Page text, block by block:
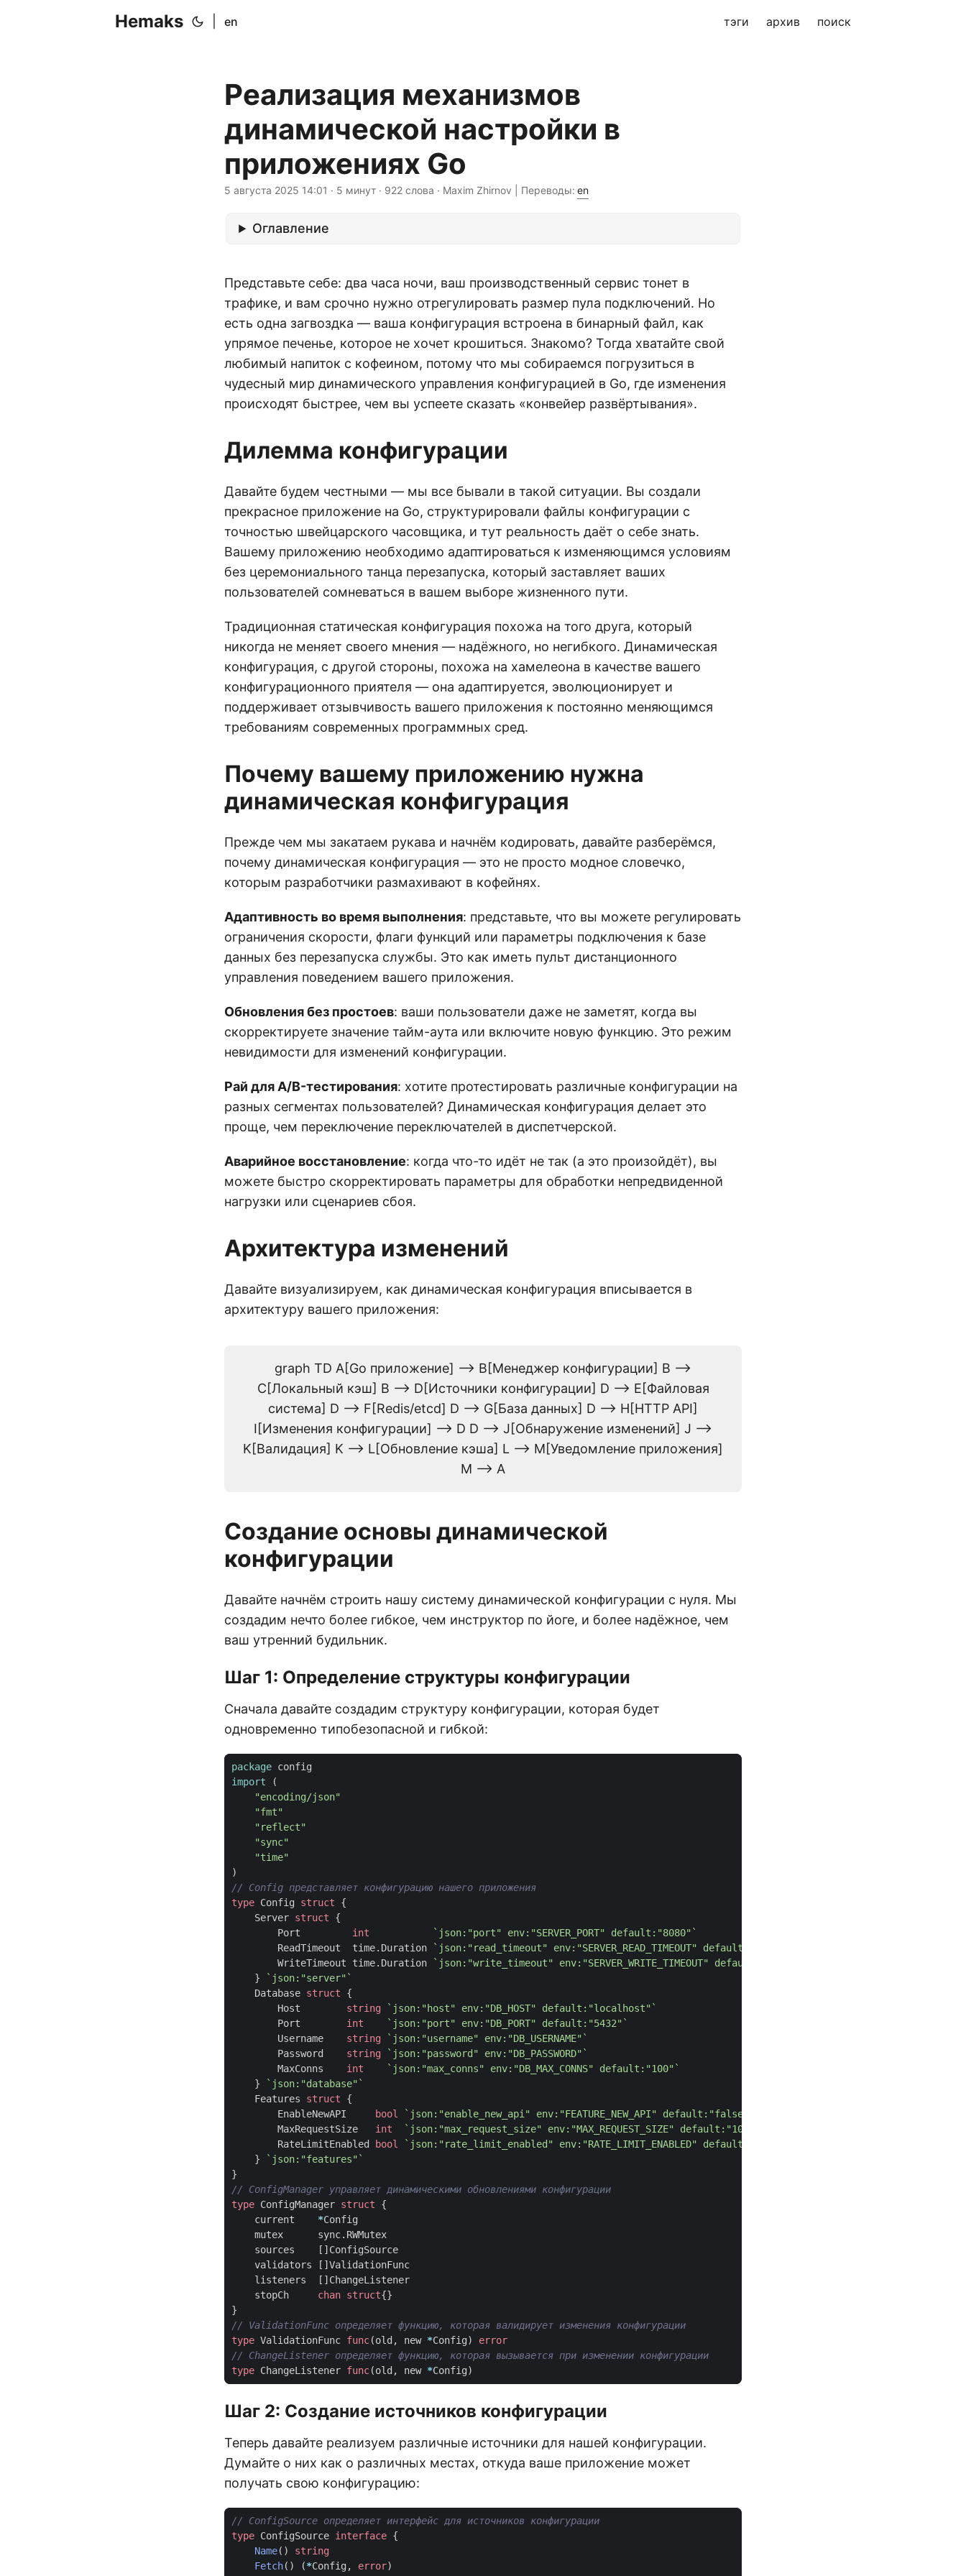
Hemaks en тэги архив поиск
Реализация механизмов
динамической настройки в
приложениях Go
5 августа 2025 14:01 · 5 минут · 922 слова · Maxim Zhirnov | Переводы: en
Оглавление
Представьте себе: два часа ночи, ваш производственный сервис тонет в
трафике, и вам срочно нужно отрегулировать размер пула подключений. Но
есть одна загвоздка — ваша конфигурация встроена в бинарный файл, как
упрямое печенье, которое не хочет крошиться. Знакомо? Тогда хватайте свой
любимый напиток с кофеином, потому что мы собираемся погрузиться в
чудесный мир динамического управления конфигурацией в Go, где изменения
происходят быстрее, чем вы успеете сказать «конвейер развёртывания».
Дилемма конфигурации
Давайте будем честными — мы все бывали в такой ситуации. Вы создали
прекрасное приложение на Go, структурировали файлы конфигурации с
точностью швейцарского часовщика, и тут реальность даёт о себе знать.
Вашему приложению необходимо адаптироваться к изменяющимся условиям
без церемониального танца перезапуска, который заставляет ваших
пользователей сомневаться в вашем выборе жизненного пути.
Традиционная статическая конфигурация похожа на того друга, который
никогда не меняет своего мнения — надёжного, но негибкого. Динамическая
конфигурация, с другой стороны, похожа на хамелеона в качестве вашего
конфигурационного приятеля — она адаптируется, эволюционирует и
поддерживает отзывчивость вашего приложения к постоянно меняющимся
требованиям современных программных сред.
Почему вашему приложению нужна
динамическая конфигурация
Прежде чем мы закатаем рукава и начнём кодировать, давайте разберёмся,
почему динамическая конфигурация — это не просто модное словечко,
которым разработчики размахивают в кофейнях.
Адаптивность во время выполнения: представьте, что вы можете регулировать
ограничения скорости, флаги функций или параметры подключения к базе
данных без перезапуска службы. Это как иметь пульт дистанционного
управления поведением вашего приложения.
Обновления без простоев: ваши пользователи даже не заметят, когда вы
скорректируете значение тайм-аута или включите новую функцию. Это режим
невидимости для изменений конфигурации.
Рай для A/B-тестирования: хотите протестировать различные конфигурации на
разных сегментах пользователей? Динамическая конфигурация делает это
проще, чем переключение переключателей в диспетчерской.
Аварийное восстановление: когда что-то идёт не так (а это произойдёт), вы
можете быстро скорректировать параметры для обработки непредвиденной
нагрузки или сценариев сбоя.
Архитектура изменений
Давайте визуализируем, как динамическая конфигурация вписывается в
архитектуру вашего приложения:
graph TD A[Go приложение] --> B[Менеджер конфигурации] B -->
C[Локальный кэш] B --> D[Источники конфигурации] D --> E[Файловая
система] D --> F[Redis/etcd] D --> G[База данных] D --> H[HTTP API]
I[Изменения конфигурации] --> D D --> J[Обнаружение изменений] J -->
K[Валидация] K --> L[Обновление кэша] L --> M[Уведомление приложения]
M --> A
Создание основы динамической
конфигурации
Давайте начнём строить нашу систему динамической конфигурации с нуля. Мы
создадим нечто более гибкое, чем инструктор по йоге, и более надёжное, чем
ваш утренний будильник.
Шаг 1: Определение структуры конфигурации
Сначала давайте создадим структуру конфигурации, которая будет
одновременно типобезопасной и гибкой:
package config
import
(
"encoding/json"
"fmt"
"reflect"
"sync"
"time"
)
type Config struct
{
Server struct
{
Port
int
`json:"port" env:"SERVER_PORT" default:"8080"`
ReadTimeout
time. Duration
`json:"read_timeout" env:"SERVER_READ_TIMEOUT" default:"30s"`
WriteTimeout
time. Duration
`json:"write_timeout" env:"SERVER_WRITE_TIMEOUT" default:"30s"`
}
`json:"server"`
Database struct
{
Host
string
`json:"host" env:"DB_HOST" default:"localhost"`
Port
int
`json:"port" env:"DB_PORT" default:"5432"`
Username
string
`json:"username" env:"DB_USERNAME"`
Password
string
`json:"password" env:"DB_PASSWORD"`
MaxConns
int
`json:"max_conns" env:"DB_MAX_CONNS" default:"100"`
}
`json:"database"`
Features
struct
{
EnableNewAPI
bool
`json:"enable_new_api" env:"FEATURE_NEW_API" default:"false"`
MaxRequestSize
int
`json:"max_request_size" env:"MAX_REQUEST_SIZE" default:"1048576"`
RateLimitEnabled
bool
`json:"rate_limit_enabled" env:"RATE_LIMIT_ENABLED" default:"true"`
}
`json:"features"`
}
type ConfigManager struct
{
current
*Config
mutex
sync. RWMutex
sources
[] ConfigSource
validators
[] ValidationFunc
listeners
[] ChangeListener
stopCh
chan struct{}
}
type ValidationFunc func(old , new *Config)
error
type ChangeListener func(old , new *Config)
Шаг 2: Создание источников конфигурации
Теперь давайте реализуем различные источники для нашей конфигурации.
Думайте о них как о различных местах, откуда ваше приложение может
получать свою конфигурацию:
type ConfigSource interface {
Name()
string
Fetch() (*Config , error)